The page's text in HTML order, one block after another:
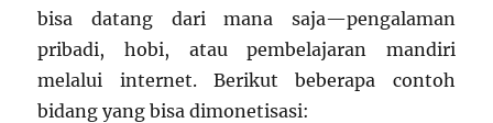
bisa datang dari mana saja—pengalaman
pribadi, hobi, atau pembelajaran mandiri
melalui internet. Berikut beberapa contoh
bidang yang bisa dimonetisasi: